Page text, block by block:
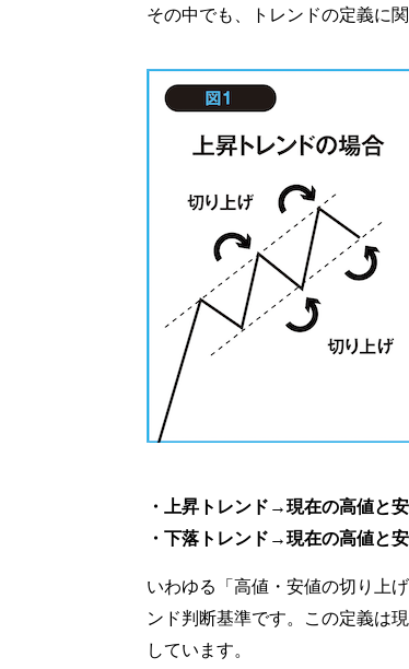
その中でも、トレンドの定義に
・上昇トレンド→現在の高値と
・下落トレンド→現在の高値と
いわゆる「高値・安値の切り上
ンド判断基準です。この定義は
しています。